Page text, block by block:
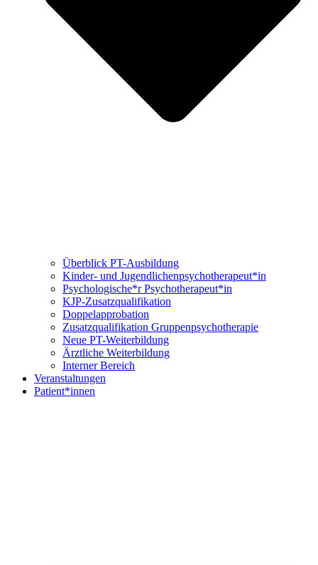
Überblick PT-Ausbildung
Kinder- und Jugendlichenpsychotherapeut*in
Psychologische*r Psychotherapeut*in
KJP-Zusatzqualifikation
Doppelapprobation
Zusatzqualifikation Gruppenpsychotherapie
Neue PT-Weiterbildung
Ärztliche Weiterbildung
Interner Bereich
Veranstaltungen
Patient*innen